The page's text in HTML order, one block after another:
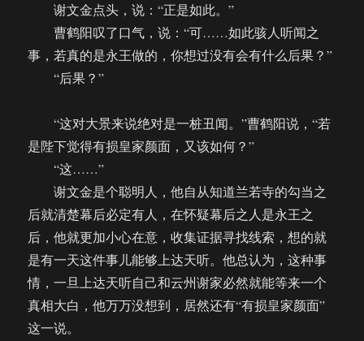
谢文金点头，说：“正是如此。”
曹鹤阳叹了口气，说：“可……如此骇人听闻之
事，若真的是永王做的，你想过没有会有什么后果？”
“后果？”
“这对大景来说绝对是一桩丑闻。”曹鹤阳说，“若
是陛下觉得有损皇家颜面，又该如何？”
“这……”
谢文金是个聪明人，他自从知道兰若寺的勾当之
后就清楚幕后必定有人，在怀疑幕后之人是永王之
后，他就更加小心在意，收集证据寻找线索，想的就
是有一天这件事儿能够上达天听。他总认为，这种事
情，一旦上达天听自己和云州谢家必然就能等来一个
真相大白，他万万没想到，居然还有“有损皇家颜面”
这一说。